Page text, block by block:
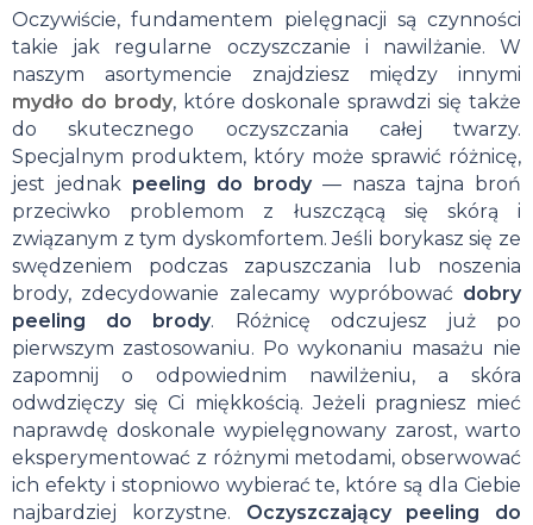
Oczywiście, fundamentem pielęgnacji są czynności
takie jak regularne oczyszczanie i nawilżanie. W
naszym asortymencie znajdziesz między innymi
mydło do brody, które doskonale sprawdzi się także
do skutecznego oczyszczania całej twarzy.
Specjalnym produktem, który może sprawić różnicę,
jest jednak peeling do brody— nasza tajna broń
przeciwko problemom z łuszczącą się skórą i
związanym z tym dyskomfortem. Jeśli borykasz się ze
swędzeniem podczas zapuszczania lub noszenia
brody, zdecydowanie zalecamy wypróbować dobry
peeling do brody. Różnicę odczujesz już po
pierwszym zastosowaniu. Po wykonaniu masażu nie
zapomnij o odpowiednim nawilżeniu, a skóra
odwdzięczy się Ci miękkością. Jeżeli pragniesz mieć
naprawdę doskonale wypielęgnowany zarost, warto
eksperymentować z różnymi metodami, obserwować
ich efekty i stopniowo wybierać te, które są dla Ciebie
najbardziej korzystne. Oczyszczający peeling do